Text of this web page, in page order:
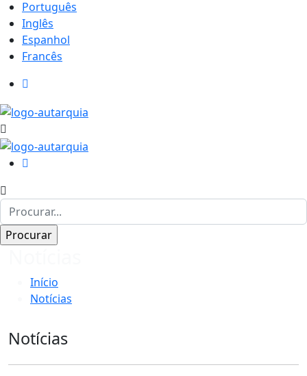
Português
Inglês
Espanhol
Francês
Início
Notícias
Notícias